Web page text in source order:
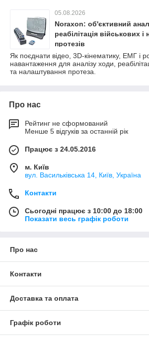
05.08.2026
Noraxon: об'єктивний
реабілітація військових
протезів
Як поєднати відео, 3D-кінематику, ЕМГ і
навантаження для аналізу ходи,
та налаштування протеза.
Про нас
Рейтинг не сформований
Менше 5 відгуків за останній рік
Працює з 24.05.2016
м. Київ
вул. Васильківська 14, Київ, Україна
Контакти
Сьогодні працює з 10:00 до 18:00
Показати весь графік роботи
Про нас
Контакти
Доставка та оплата
Графік роботи